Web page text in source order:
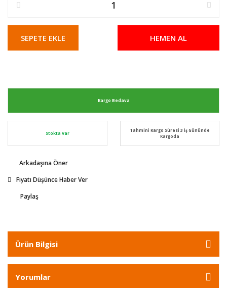
SEPETE EKLE HEMEN AL
Kargo Bedava
Stokta Var
Tahmini Kargo Süresi 3 İş Gününde
Kargoda
Arkadaşına Öner
Fiyatı Düşünce Haber Ver
Paylaş
Ürün Bilgisi
Yorumlar